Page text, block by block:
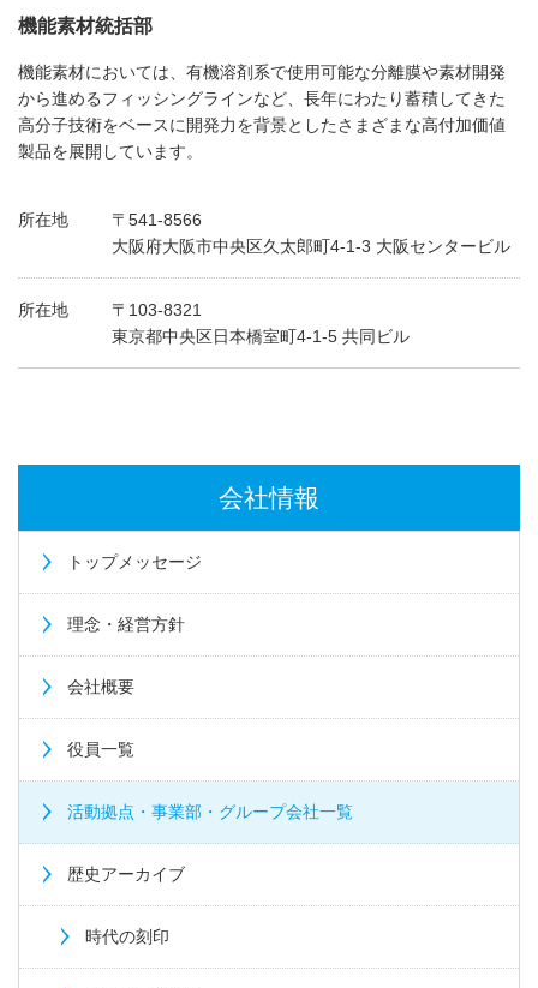
機能素材統括部
機能素材においては、有機溶剤系で使用可能な分離膜や素材開発
から進めるフィッシングラインなど、長年にわたり蓄積してきた
高分子技術をベースに開発力を背景としたさまざまな高付加価値
製品を展開しています。
所在地
〒541-8566
大阪府大阪市中央区久太郎町4-1-3 大阪センタービル
所在地
〒103-8321
東京都中央区日本橋室町4-1-5 共同ビル
会社情報
トップメッセージ
理念・経営方針
会社概要
役員一覧
活動拠点・事業部・ グループ会社一覧
歴史アーカイブ
時代の刻印